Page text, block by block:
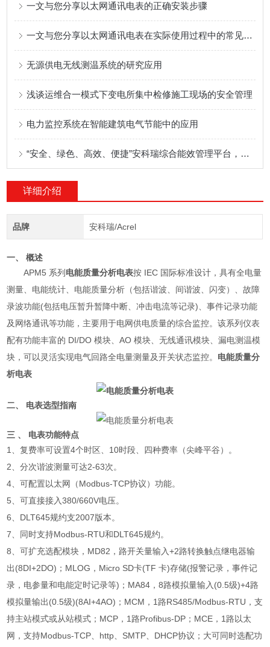
一文与您分享以太网通讯电表的正确安装步骤
一文与您分享以太网通讯电表在实际使用过程中的常见故障解决方法
无源供电无线测温系统的研究应用
浅谈运维合一模式下变电所集中检修施工现场的安全管理
电力监控系统在智能建筑电气节能中的应用
“安全、绿色、高效、便捷”安科瑞综合能效管理平台，助力实现双碳目标
详细介绍
品牌 安科瑞/Acrel
一、 概述
APM5 系列 电能质量分析电表按 IEC 国际标准设计，具有全电量
测量、电能统计、电能质量分析（包括谐波、间谐波、闪变）、故障
录波功能(包括电压暂升暂降中断、冲击电流等记录)、事件记录功能
及网络通讯等功能，主要用于电网供电质量的综合监控。该系列仪表
配有功能丰富的 DI/DO 模块、AO 模块、无线通讯模块、漏电测温模
块，可以灵活实现电气回路全电量测量及开关状态监控。 电能质量分
析电表
二、 电表选型指南
三 、 电表功能特点
1、复费率可设置4个时区、10时段、四种费率（尖峰平谷）。
2、分次谐波测量可达2-63次。
4、可配置以太网（Modbus-TCP协议）功能。
5、可直接接入380/660V电压。
6、DLT645规约支2007版本。
7、同时支持Modbus-RTU和DLT645规约。
8、可扩充选配模块，MD82，路开关量输入+2路转换触点继电器输
出(8DI+2DO)；MLOG，Micro SD卡(TF 卡)存储(报警记录，事件记
录，电参量和电能定时记录等)；MA84，8路模拟量输入(0.5级)+4路
模拟量输出(0.5级)(8AI+4AO)；MCM，1路RS485/Modbus-RTU，支
持主站模式或从站模式；MCP，1路Profibus-DP；MCE，1路以太
网，支持Modbus-TCP、http、SMTP、DHCP协议；大可同时选配功